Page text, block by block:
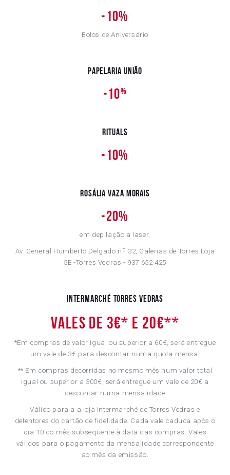
-10%
Bolos de Aniversário
Papelaria União
-10%
Rituals
-10%
Rosália Vaza Morais
-20%
em depilação a laser.
Av. General Humberto Delgado nº 32, Galerias de Torres Loja
5E -Torres Vedras - 937 652 425
Intermarché Torres Vedras
Vales de 3€* e 20€**
*Em compras de valor igual ou superior a 60€, será entregue
um vale de 3€ para descontar numa quota mensal
** Em compras decorridas no mesmo mês num valor total
igual ou superior a 300€, será entregue um vale de 20€ a
descontar numa mensalidade
Válido para a a loja Intermarché de Torres Vedras e
detentores do cartão de fidelidade. Cada vale caduca após o
dia 10 do mês subsequente à data das compras. Vales
válidos para o pagamento da mensalidade correspondente
ao mês da emissão.